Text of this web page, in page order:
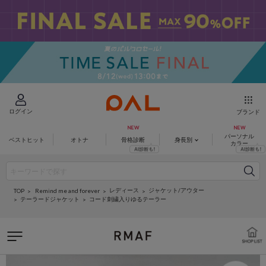
ログイン ブランド
ベストヒット オトナ 骨格診断 身長別
パーソナル
カラー
TOP Remind me and forever レディース
ジャケット/アウター
テーラードジャケット
コード刺繍入りゆるテーラー